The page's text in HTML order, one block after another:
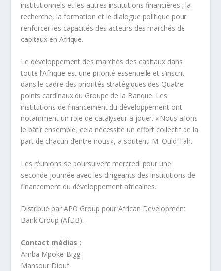
institutionnels et les autres institutions financières ; la
recherche, la formation et le dialogue politique pour
renforcer les capacités des acteurs des marchés de
capitaux en Afrique.
Le développement des marchés des capitaux dans
toute l’Afrique est une priorité essentielle et s’inscrit
dans le cadre des priorités stratégiques des Quatre
points cardinaux du Groupe de la Banque. Les
institutions de financement du développement ont
notamment un rôle de catalyseur à jouer. « Nous allons
le bâtir ensemble ; cela nécessite un effort collectif de la
part de chacun d’entre nous », a soutenu M. Ould Tah.
Les réunions se poursuivent mercredi pour une
seconde journée avec les dirigeants des institutions de
financement du développement africaines.
Distribué par APO Group pour African Development
Bank Group (AfDB).
Contact médias :
Amba Mpoke-Bigg
Mansour Diouf